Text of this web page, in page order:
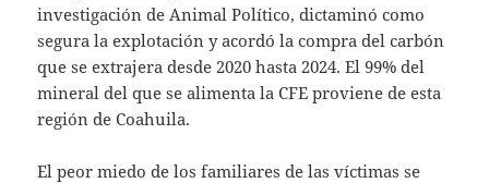
investigación de Animal Político, dictaminó como
segura la explotación y acordó la compra del carbón
que se extrajera desde 2020 hasta 2024. El 99% del
mineral del que se alimenta la CFE proviene de esta
región de Coahuila.
El peor miedo de los familiares de las víctimas se